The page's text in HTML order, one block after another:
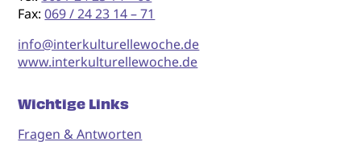
Fax:069 / 24 23 14 – 71
info@interkulturellewoche.de
www.interkulturellewoche.de
Wichtige Links
Fragen & Antworten